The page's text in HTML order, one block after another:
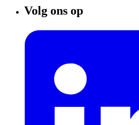
Volg ons op